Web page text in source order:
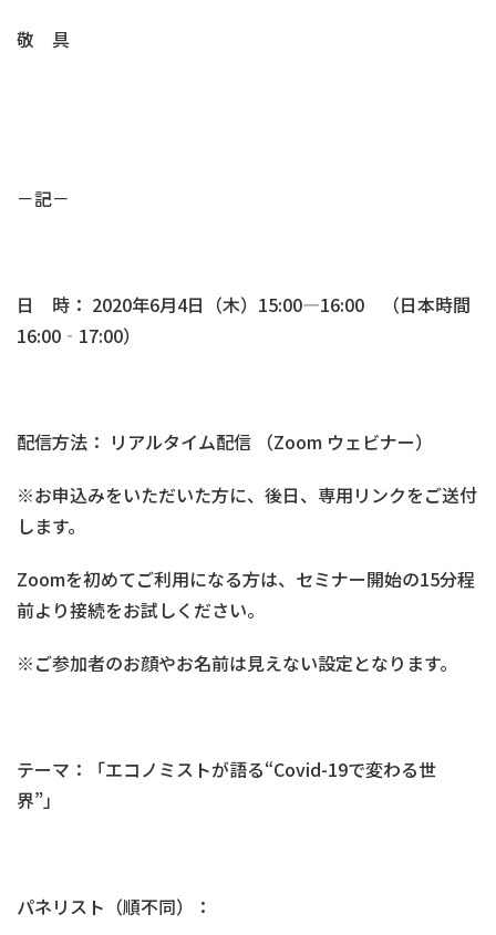
敬 具
－記－
日 時： 2020年6月4日（木）15:00—16:00 （日本時間
16:00‐17:00）
配信方法： リアルタイム配信 （Zoom ウェビナー）
※お申込みをいただいた方に、後日、専用リンクをご送付
します。
Zoomを初めてご利用になる方は、セミナー開始の15分程
前より接続をお試しください。
※ご参加者のお顔やお名前は見えない設定となります。
テーマ：「エコノミストが語る“Covid-19で変わる世
界”」
パネリスト（順不同）：